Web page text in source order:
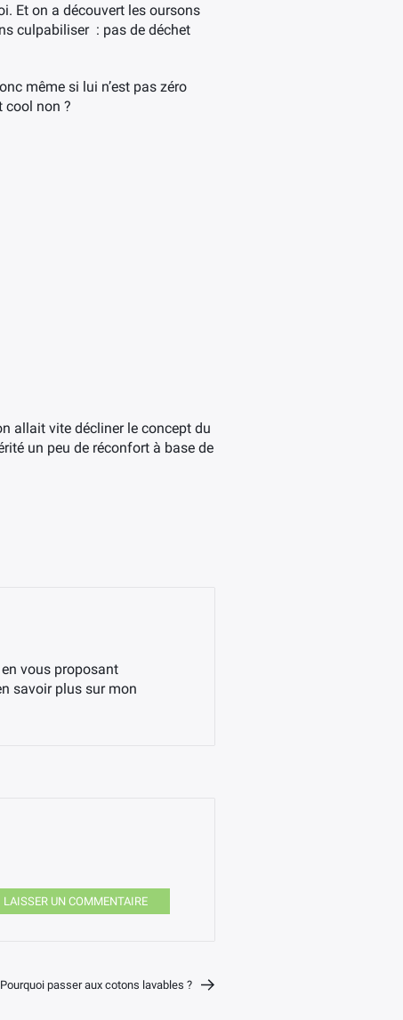
Et on a découvert les oursons
culpabiliser : pas de déchet
même si lui n’est pas zéro
cool non ?
allait vite décliner le concept du
un peu de réconfort à base de
vous proposant
savoir plus sur mon
LAISSER UN COMMENTAIRE
Pourquoi passer aux cotons lavables ?